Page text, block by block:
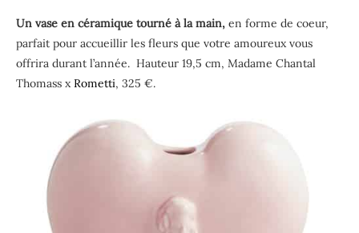
Un vase en céramique tourné à la main, en forme de coeur,
parfait pour accueillir les fleurs que votre amoureux vous
offrira durant l’année. Hauteur 19,5 cm, Madame Chantal
Thomass xRometti, 325 €.